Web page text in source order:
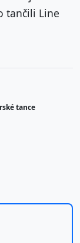
tančili Line
tance